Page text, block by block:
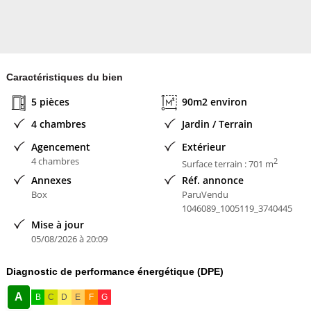
Caractéristiques du bien
5 pièces
90m2 environ
4 chambres
Jardin / Terrain
Agencement
4 chambres
Extérieur
Surface terrain : 701 m2
Annexes
Box
Réf. annonce
ParuVendu
1046089_1005119_3740445
Mise à jour
05/08/2026 à 20:09
Diagnostic de performance énergétique (DPE)
A B C D E F G